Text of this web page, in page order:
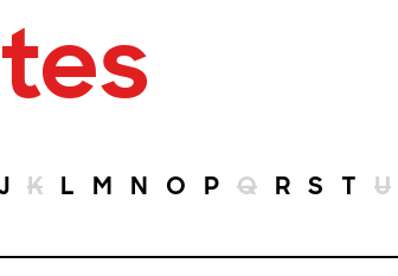
K L M N O P Q R S T U